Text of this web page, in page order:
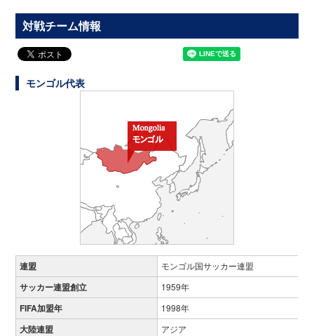
対戦チーム情報
モンゴル代表
連盟 モンゴル国サッカー連盟
サッカー連盟創立 1959年
FIFA加盟年 1998年
大陸連盟 アジア